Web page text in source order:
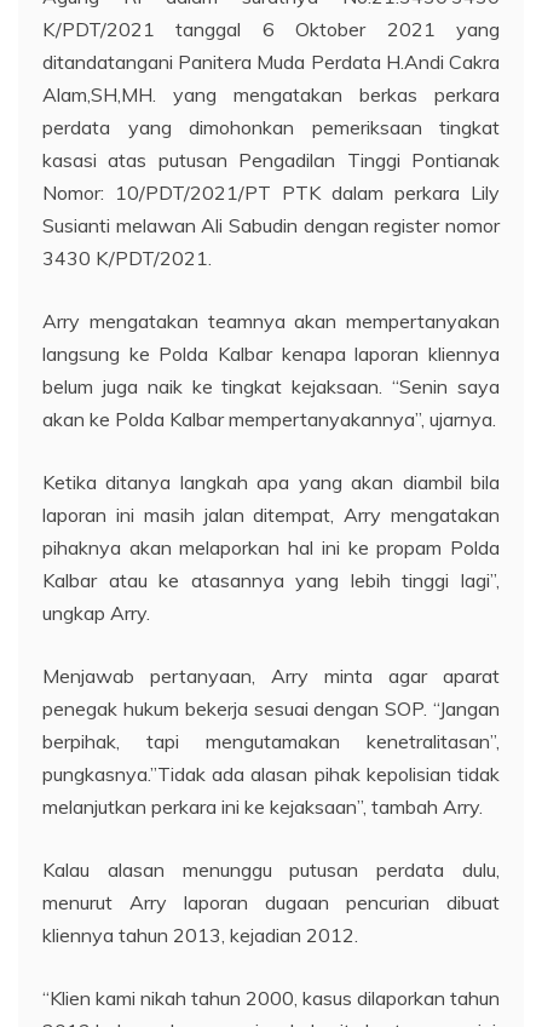
K/PDT/2021 tanggal 6 Oktober 2021 yang
ditandatangani Panitera Muda Perdata H.Andi Cakra
Alam,SH,MH. yang mengatakan berkas perkara
perdata yang dimohonkan pemeriksaan tingkat
kasasi atas putusan Pengadilan Tinggi Pontianak
Nomor: 10/PDT/2021/PT PTK dalam perkara Lily
Susianti melawan Ali Sabudin dengan register nomor
3430 K/PDT/2021.
Arry mengatakan teamnya akan mempertanyakan
langsung ke Polda Kalbar kenapa laporan kliennya
belum juga naik ke tingkat kejaksaan. “Senin saya
akan ke Polda Kalbar mempertanyakannya”, ujarnya.
Ketika ditanya langkah apa yang akan diambil bila
laporan ini masih jalan ditempat, Arry mengatakan
pihaknya akan melaporkan hal ini ke propam Polda
Kalbar atau ke atasannya yang lebih tinggi lagi”,
ungkap Arry.
Menjawab pertanyaan, Arry minta agar aparat
penegak hukum bekerja sesuai dengan SOP. “Jangan
berpihak, tapi mengutamakan kenetralitasan”,
pungkasnya.”Tidak ada alasan pihak kepolisian tidak
melanjutkan perkara ini ke kejaksaan”, tambah Arry.
Kalau alasan menunggu putusan perdata dulu,
menurut Arry laporan dugaan pencurian dibuat
kliennya tahun 2013, kejadian 2012.
“Klien kami nikah tahun 2000, kasus dilaporkan tahun